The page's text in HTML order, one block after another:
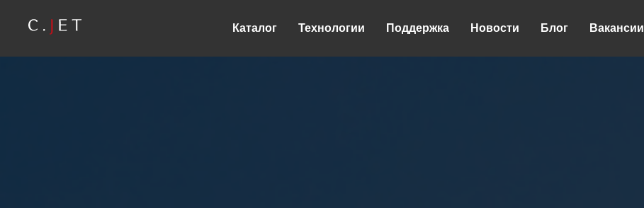
Каталог Технологии Поддержка Новости Блог Вакансии